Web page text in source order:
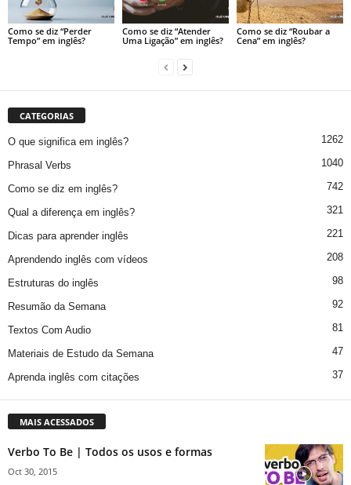
Como se diz “Perder
Tempo” em inglês?
Como se diz “Atender
Uma Ligação” em inglês?
Como se diz “Roubar a
Cena” em inglês?
CATEGORIAS
O que significa em inglês? 1262
Phrasal Verbs 1040
Como se diz em inglês? 742
Qual a diferença em inglês? 321
Dicas para aprender inglês 221
Aprendendo inglês com vídeos 208
Estruturas do inglês 98
Resumão da Semana 92
Textos Com Audio 81
Materiais de Estudo da Semana 47
Aprenda inglês com citações 37
MAIS ACESSADOS
Verbo To Be | Todos os usos e formas
Oct 30, 2015